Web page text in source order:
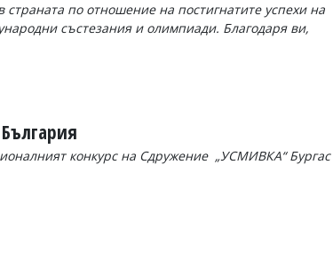
по отношение на постигнатите успехи на
състезания и олимпиади. Благодаря ви,
конкурс на Сдружение „УСМИВКА“ Бургас